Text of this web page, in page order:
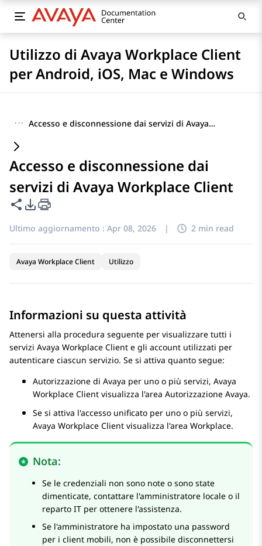
Utilizzo di Avaya Workplace Client
per Android, iOS, Mac e Windows
··· Accesso e disconnessione dai servizi di Avaya Workplace Client
Accesso e disconnessione dai
servizi di Avaya Workplace Client
Condividi questa pagina
Opzioni di esportazione PDF
Ultimo aggiornamento : Apr 08, 2026 | 2 min read
Avaya Workplace Client Utilizzo
Informazioni su questa attività
Attenersi alla procedura seguente per visualizzare tutti i
servizi Avaya Workplace Client e gli account utilizzati per
autenticare ciascun servizio. Se si attiva quanto segue:
Autorizzazione di Avaya per uno o più servizi, Avaya
Workplace Client visualizza l'area Autorizzazione Avaya.
Se si attiva l'accesso unificato per uno o più servizi,
Avaya Workplace Client visualizza l'area Workplace.
Nota:
Se le credenziali non sono note o sono state
dimenticate, contattare l'amministratore locale o il
reparto IT per ottenere l'assistenza.
Se l'amministratore ha impostato una password
per i client mobili, non è possibile disconnettersi